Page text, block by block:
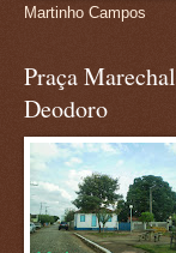
Martinho Campos
Praça Marechal
Deodoro